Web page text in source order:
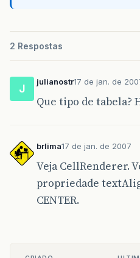
2 Respostas
J
julianostr17 de jan. de
Que tipo de tabela?
brlima17 de jan. de 2007
Veja CellRenderer.
propriedade
CENTER.